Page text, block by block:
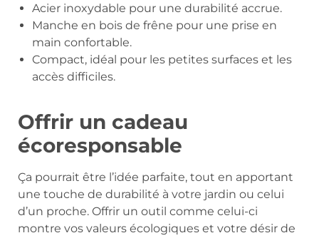
Acier inoxydable pour une durabilité accrue.
Manche en bois de frêne pour une prise en
main confortable.
Compact, idéal pour les petites surfaces et les
accès difficiles.
Offrir un cadeau
écoresponsable
Ça pourrait être l’idée parfaite, tout en apportant
une touche de durabilité à votre jardin ou celui
d’un proche. Offrir un outil comme celui-ci
montre vos valeurs écologiques et votre désir de